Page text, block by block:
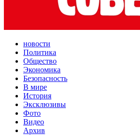
новости
Политика
Общество
Экономика
Безопасность
В мире
История
Эксклюзивы
Фото
Видео
Архив